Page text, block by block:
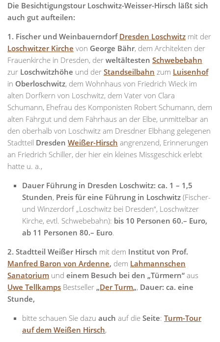
Die Besichtigungstour Loschwitz-Weisser-Hirsch läßt sich
auch gut aufteilen:
1. Fischer und Weinbauerndorf Dresden Loschwitz mit der
Loschwitzer Kirche von George Bähr, dem Architekten der
Frauenkirche in Dresden, der weltältesten Schwebebahn
zur Loschwitzhöhe und der Standseilbahn zum Luisenhof
in Oberloschwitz, dem Wohnhaus von Friedrich Wieck im
alten Dorfkern von Loschwitz, dem Vater von Clara
Schumann, Ehefrau des Komponisten Robert Schumann, dem
alten Fährgut und dem Fährhaus an der Elbe, unmittelbar an
den oberhalb von Loschwitz am Dresdner Elbhang gelegenen
Stadtteil Dresden Weißer-Hirsch angrenzend, Erinnerungen
an Friedrich Schiller, der hier ein kleines Missgeschick erlebt
hatte u. a.,
Dauer Führung in Dresden Loschwitz: ca. 1 – 1,5
Stunden, Preis für eine Führung in Loschwitz (Fischer-
und Winzerdorf „Loschwitz bei Dresden“, Loschwitzer
Kirche, evtl. Schwebebahn): bis 10 Personen 60.– Euro,
ab 11 Personen 80.– Euro.
2. Stadtteil Weißer Hirsch mit dem Institut von Prof.
Manfred Baron von Ardenne, dem Lahmannschen
Sanatorium und einem Besuch bei den „Türmern“ aus
Uwe Tellkamps Bestseller „Der Turm„, Dauer: ca. eine
Stunde,
bitte schauen Sie dazu auch auf die Seite: Turm-Tour
auf dem Weißen Hirsch,